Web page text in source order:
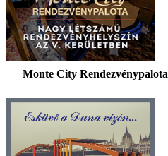
Monte City Rendezvénypalota